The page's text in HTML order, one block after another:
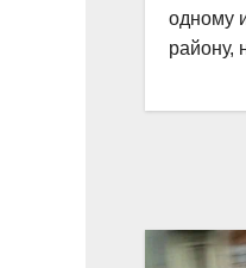
одному
району,